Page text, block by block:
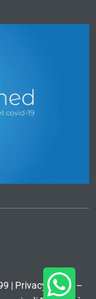
| Privacy Policy –